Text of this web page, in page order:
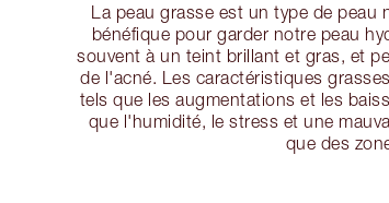
La peau grasse est un type de peau
bénéfique pour garder notre peau
souvent à un teint brillant et gras, et
de l'acné. Les caractéristiques
tels que les augmentations et les
que l'humidité, le stress et une
que des